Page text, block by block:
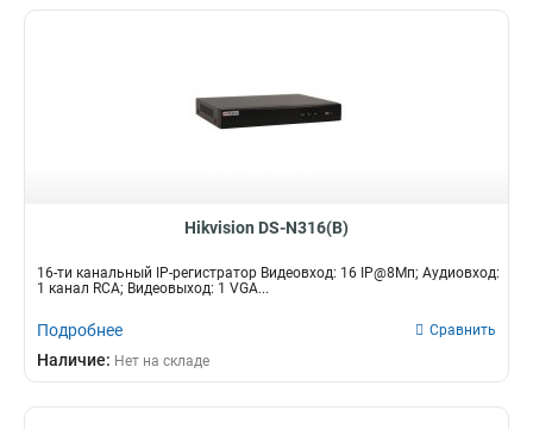
Hikvision DS-N316(B)
16-ти канальный IP-регистратор Видеовход: 16 IP@8Мп; Аудиовход:
1 канал RCA; Видеовыход: 1 VGA...
Подробнее Сравнить
Наличие: Нет на складе